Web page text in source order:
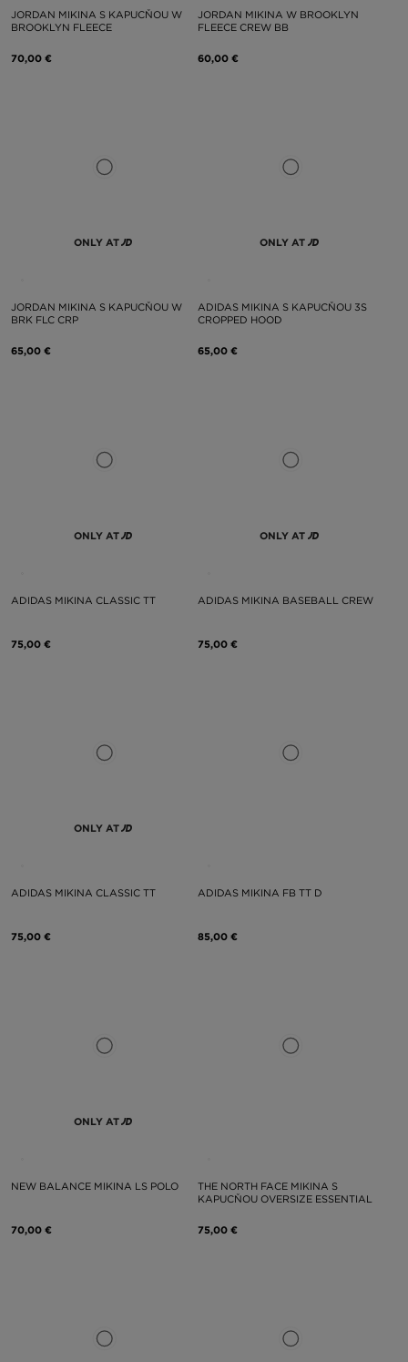
JORDAN MIKINA S KAPUCŇOU W
BROOKLYN FLEECE
70,00 €
JORDAN MIKINA W BROOKLYN
FLEECE CREW BB
60,00 €
ONLY AT
JORDAN MIKINA S KAPUCŇOU W
BRK FLC CRP
65,00 €
ONLY AT
ADIDAS MIKINA S KAPUCŇOU 3S
CROPPED HOOD
65,00 €
ONLY AT
ADIDAS MIKINA CLASSIC TT
75,00 €
ONLY AT
ADIDAS MIKINA BASEBALL CREW
75,00 €
ONLY AT
ADIDAS MIKINA CLASSIC TT
75,00 €
ADIDAS MIKINA FB TT D
85,00 €
ONLY AT
NEW BALANCE MIKINA LS POLO
70,00 €
THE NORTH FACE MIKINA S
KAPUCŇOU OVERSIZE ESSENTIAL
75,00 €